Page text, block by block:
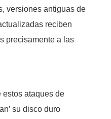
versiones antiguas de
reciben
precisamente a las
estos ataques de
su disco duro